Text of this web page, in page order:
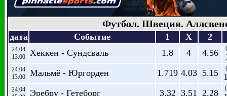
Футбол. Швеция.
дата Событие 1 X 2
24.04
13:00
Хеккен - Сундсваль 1.8 4 4.56
24.04
13:00
Мальмё - Юргорден 1.719 4.03 5.15
24.04
Эребру - Гетеборг 3.32 3.51 2.28